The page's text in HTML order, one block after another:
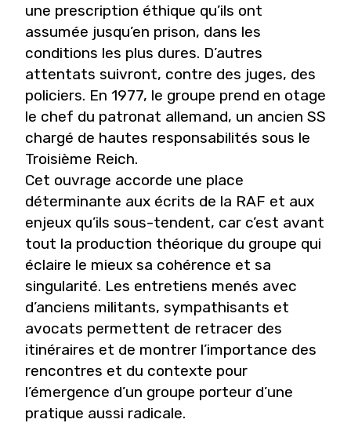
une prescription éthique qu’ils ont
assumée jusqu’en prison, dans les
conditions les plus dures. D’autres
attentats suivront, contre des juges, des
policiers. En 1977, le groupe prend en otage
le chef du patronat allemand, un ancien SS
chargé de hautes responsabilités sous le
Troisième Reich.
Cet ouvrage accorde une place
déterminante aux écrits de la RAF et aux
enjeux qu’ils sous-tendent, car c’est avant
tout la production théorique du groupe qui
éclaire le mieux sa cohérence et sa
singularité. Les entretiens menés avec
d’anciens militants, sympathisants et
avocats permettent de retracer des
itinéraires et de montrer l’importance des
rencontres et du contexte pour
l’émergence d’un groupe porteur d’une
pratique aussi radicale.